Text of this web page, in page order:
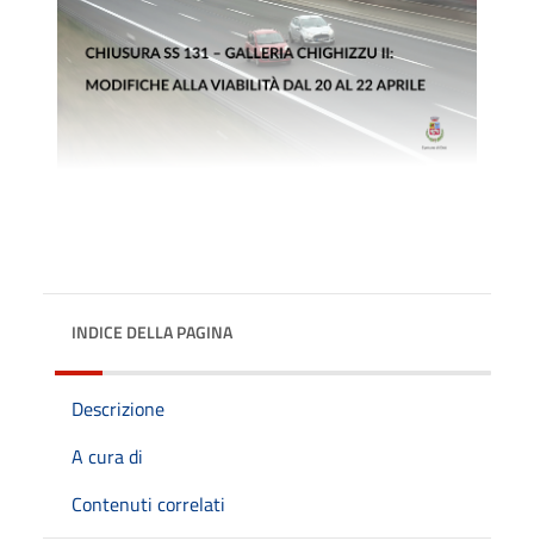
INDICE DELLA PAGINA
Descrizione
A cura di
Contenuti correlati